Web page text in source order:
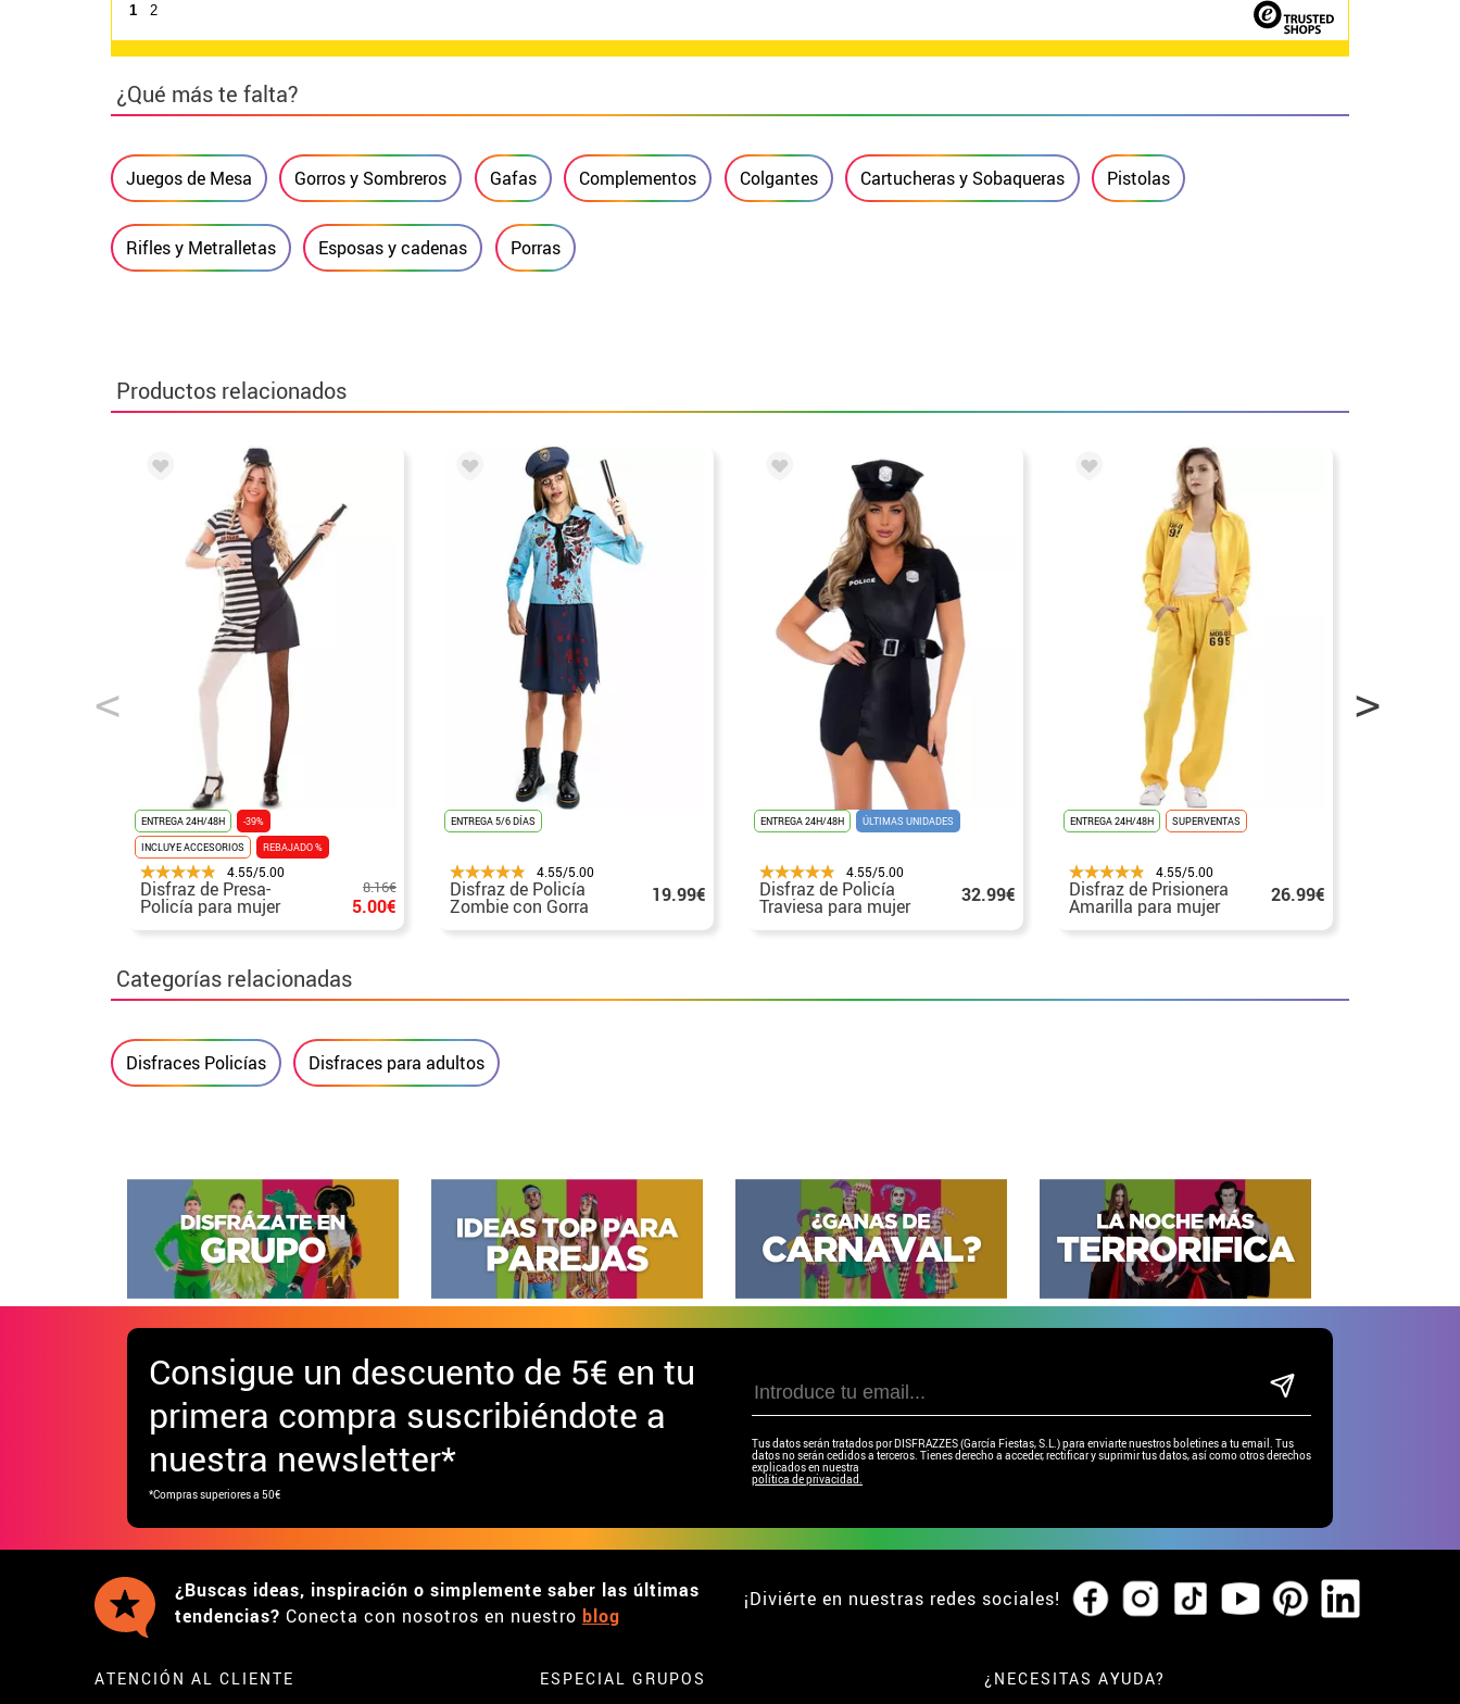
1 2
¿Qué más te falta?
Juegos de Mesa Gorros y Sombreros Gafas Complementos Colgantes Cartucheras y Sobaqueras Pistolas
Rifles y Metralletas Esposas y cadenas Porras
Productos relacionados
ENTREGA 24H/48H
-39%
INCLUYE ACCESORIOS
REBAJADO %
4.55/5.00
Disfraz de Presa-
Policía para mujer
8.16€
5.00€
ENTREGA 5/6 DÍAS
4.55/5.00
Disfraz de Policía
Zombie con Gorra 19.99€
ENTREGA 24H/48H ÚLTIMAS UNIDADES
4.55/5.00
Disfraz de Policía
Traviesa para mujer 32.99€
ENTREGA 24H/48H SUPERVENTAS
4.55/5.00
Disfraz de Prisionera
Amarilla para mujer 26.99€
Categorías relacionadas
Disfraces Policías Disfraces para adultos
Consigue un descuento de 5€ en tu
primera compra suscribiéndote a
nuestra newsletter*
*Compras superiores a 50€
Tus datos serán tratados por DISFRAZZES (García Fiestas, S.L.) para enviarte nuestros boletines a tu email. Tus
datos no serán cedidos a terceros. Tienes derecho a acceder, rectificar y suprimir tus datos, así como otros derechos
explicados en nuestra
política de privacidad.
¿Buscas ideas, inspiración o simplemente saber las últimas
tendencias? Conecta con nosotros en nuestro blog
¡Diviérte en nuestras redes sociales!
ATENCIÓN AL CLIENTE ESPECIAL GRUPOS ¿NECESITAS AYUDA?